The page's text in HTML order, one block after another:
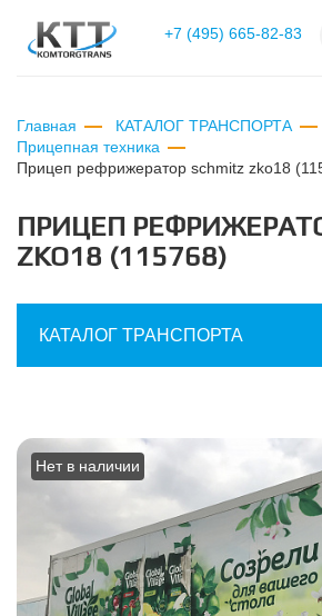
+7 (495) 665-82-83
Главная
КАТАЛОГ ТРАНСПОРТА
Прицепная техника
прицеп рефрижератор schmitz zko18
ПРИЦЕП
ZKO18 (115768)
КАТАЛОГ ТРАНСПОРТА
Нет в наличии